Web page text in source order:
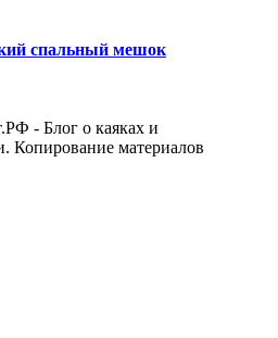
спальный мешок
- Блог о каяках и
Копирование материалов